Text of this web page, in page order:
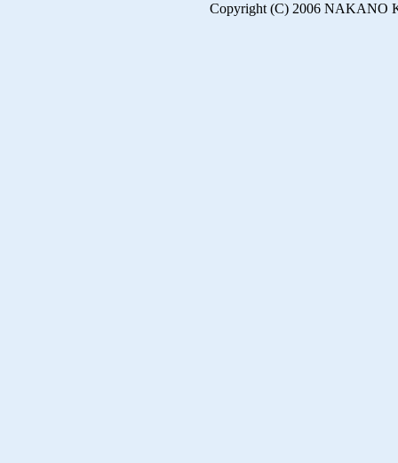
Copyright (C) 2006 NAKANO